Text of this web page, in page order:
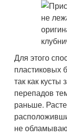
Для этого
пластиковых
так как
перепадов
раньше.
не